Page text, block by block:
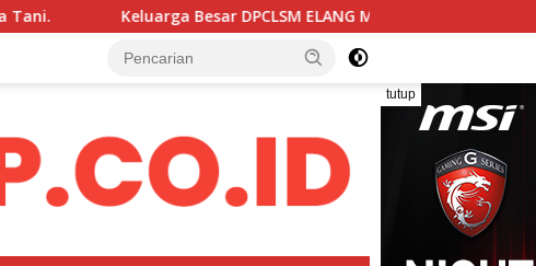
Keluarga Besar DPCLSM ELANG MAS LABUHAN BATU. MELAKUKAN
tutup